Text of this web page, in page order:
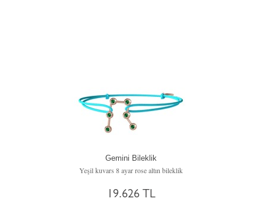
Gemini Bileklik
Yeşil kuvars 8 ayar rose altın bileklik
19.626 TL